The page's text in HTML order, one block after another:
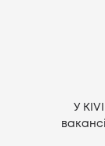
У